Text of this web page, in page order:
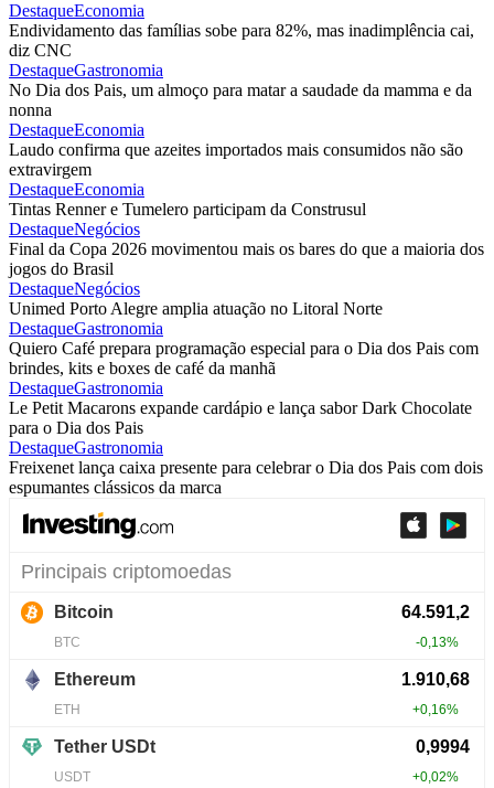
DestaqueEconomia
Endividamento das famílias sobe para 82%, mas inadimplência cai,
diz CNC
DestaqueGastronomia
No Dia dos Pais, um almoço para matar a saudade da mamma e da
nonna
DestaqueEconomia
Laudo confirma que azeites importados mais consumidos não são
extravirgem
DestaqueEconomia
Tintas Renner e Tumelero participam da Construsul
DestaqueNegócios
Final da Copa 2026 movimentou mais os bares do que a maioria dos
jogos do Brasil
DestaqueNegócios
Unimed Porto Alegre amplia atuação no Litoral Norte
DestaqueGastronomia
Quiero Café prepara programação especial para o Dia dos Pais com
brindes, kits e boxes de café da manhã
DestaqueGastronomia
Le Petit Macarons expande cardápio e lança sabor Dark Chocolate
para o Dia dos Pais
DestaqueGastronomia
Freixenet lança caixa presente para celebrar o Dia dos Pais com dois
espumantes clássicos da marca